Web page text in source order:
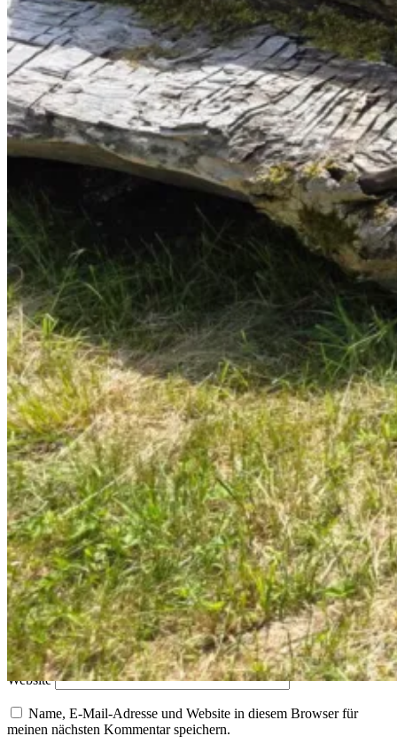
Menschen
Kontakt und Infos
Schreibe einen Kommentar
Deine E-Mail-Adresse wird nicht veröffentlicht. Erforderliche
Felder sind mit*markiert
Kommentar*
Name
E-Mail-Adresse
Website
Name, E-Mail-Adresse und Website in diesem Browser für
meinen nächsten Kommentar speichern.